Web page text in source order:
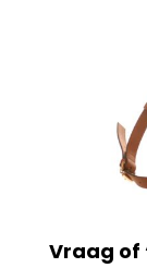
Vraag of